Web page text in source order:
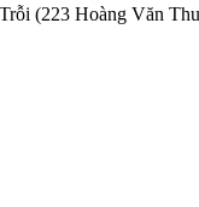
(223 Hoàng Văn